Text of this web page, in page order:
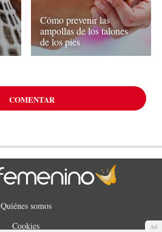
Cómo prevenir las
ampollas de los talones
de los pies
COMENTAR
Ad
Quiénes somos
Cookies